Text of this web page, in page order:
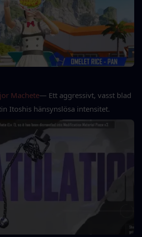
Machete— Ett aggressivt, vasst blad
Itoshis hänsynslösa intensitet.